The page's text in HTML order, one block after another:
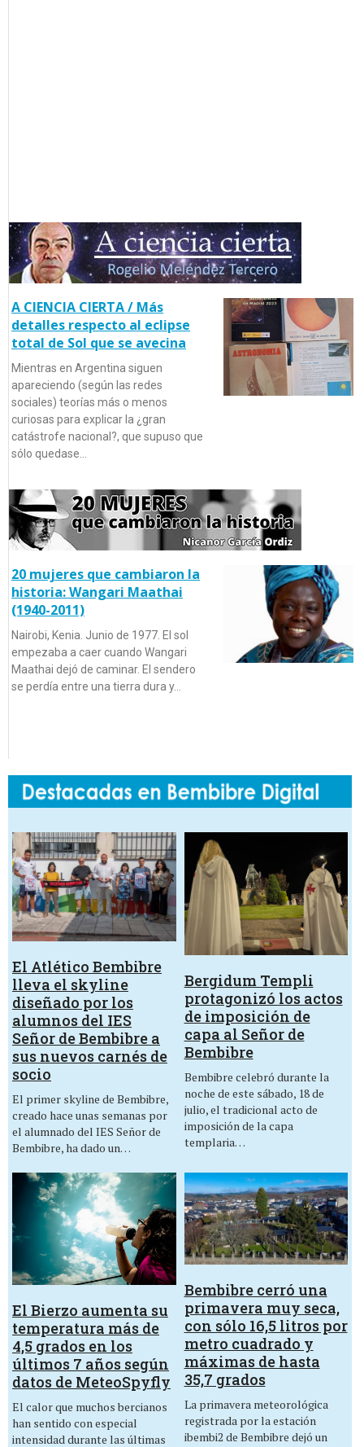
A CIENCIA CIERTA / Más
detalles respecto al eclipse
total de Sol que se avecina
Mientras en Argentina siguen
apareciendo (según las redes
sociales) teorías más o menos
curiosas para explicar la ¿gran
catástrofe nacional?, que supuso que
sólo quedase…
20 mujeres que cambiaron la
historia: Wangari Maathai
(1940-2011)
Nairobi, Kenia. Junio de 1977. El sol
empezaba a caer cuando Wangari
Maathai dejó de caminar. El sendero
se perdía entre una tierra dura y…
El Atlético Bembibre
lleva el skyline
diseñado por los
alumnos del IES
Señor de Bembibre a
sus nuevos carnés de
socio
El primer skyline de Bembibre,
creado hace unas semanas por
el alumnado del IES Señor de
Bembibre, ha dado un…
Bergidum Templi
protagonizó los actos
de imposición de
capa al Señor de
Bembibre
Bembibre celebró durante la
noche de este sábado, 18 de
julio, el tradicional acto de
imposición de la capa
templaria…
El Bierzo aumenta su
temperatura más de
4,5 grados en los
últimos 7 años según
datos de MeteoSpyfly
El calor que muchos bercianos
han sentido con especial
intensidad durante las últimas
Bembibre cerró una
primavera muy seca,
con sólo 16,5 litros por
metro cuadrado y
máximas de hasta
35,7 grados
La primavera meteorológica
registrada por la estación
ibembi2 de Bembibre dejó un